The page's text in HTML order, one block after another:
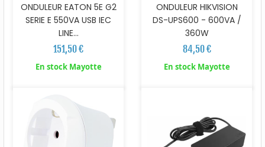
ONDULEUR EATON 5E G2
SERIE E 550VA USB IEC
LINE...
151,50 €
En stock Mayotte
ONDULEUR HIKVISION
DS-UPS600 - 600VA /
360W
84,50 €
En stock Mayotte